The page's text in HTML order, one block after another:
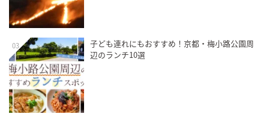
03
子ども連れにもおすすめ！京都・梅小路公園周
辺のランチ10選